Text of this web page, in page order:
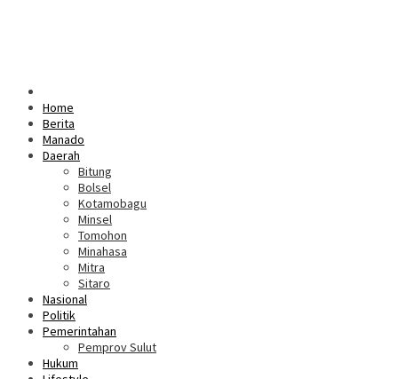
Home
Berita
Manado
Daerah
Bitung
Bolsel
Kotamobagu
Minsel
Tomohon
Minahasa
Mitra
Sitaro
Nasional
Politik
Pemerintahan
Pemprov Sulut
Hukum